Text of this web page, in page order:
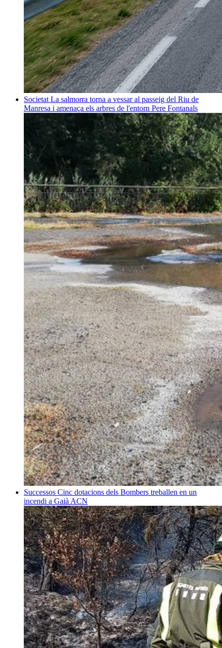
Societat La salmorra torna a vessar al passeig del Riu de
Manresa i amenaça els arbres de l'entorn Pere Fontanals
Successos Cinc dotacions dels Bombers treballen en un
incendi a Gaià ACN